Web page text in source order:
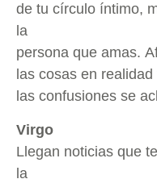
de tu círculo íntimo,
la
persona que amas.
las cosas en
las confusiones se
Virgo
Llegan noticias que
la